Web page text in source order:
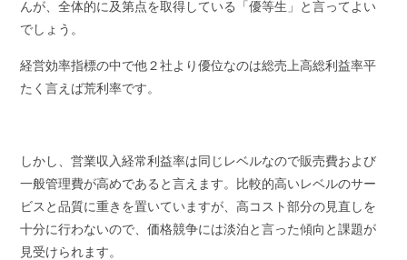
んが、全体的に及第点を取得している「優等生」と言ってよい
でしょう。
経営効率指標の中で他２社より優位なのは総売上高総利益率平
たく言えば荒利率です。
しかし、営業収入経常利益率は同じレベルなので販売費および
一般管理費が高めであると言えます。比較的高いレベルのサー
ビスと品質に重きを置いていますが、高コスト部分の見直しを
十分に行わないので、価格競争には淡泊と言った傾向と課題が
見受けられます。